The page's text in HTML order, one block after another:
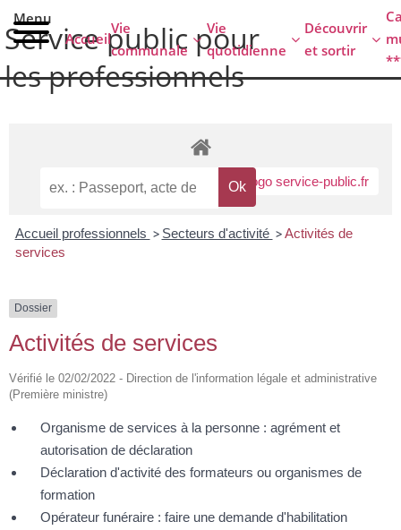
principal
Menu
Accueil
Vie
communale
Vie
quotidienne
Découvrir
et sortir
Service public pour
les professionnels
Accueil professionnels > Secteurs d'activité > Activités de
services
Dossier
Activités de services
Vérifié le 02/02/2022 - Direction de l'information légale et administrative
(Première ministre)
Organisme de services à la personne : agrément et
autorisation de déclaration
Déclaration d'activité des formateurs ou organismes de
formation
Opérateur funéraire : faire une demande d'habilitation